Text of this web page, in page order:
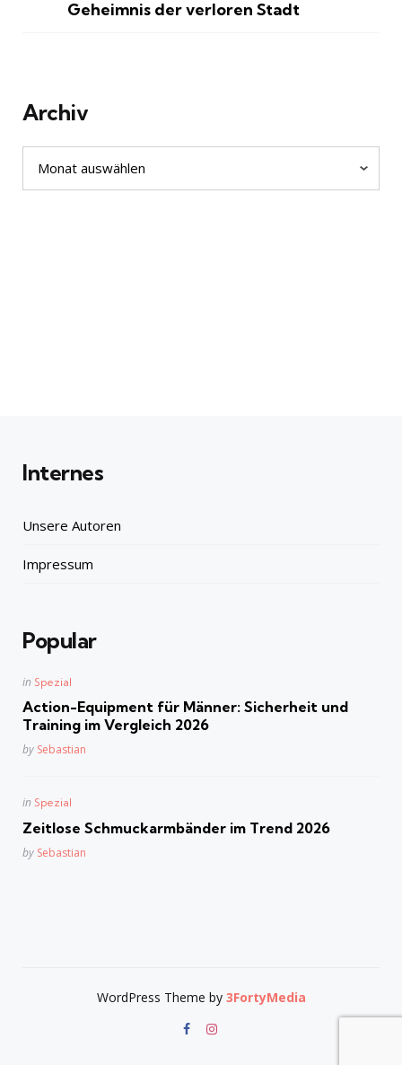
Geheimnis der verloren Stadt
Archiv
Internes
Unsere Autoren
Impressum
Popular
Posted
in
in Spezial
Action-Equipment für Männer: Sicherheit und
Training im Vergleich 2026
Posted
by Sebastian
Posted
in Spezial
Zeitlose Schmuckarmbänder im Trend 2026
Posted
by Sebastian
WordPress Theme by 3FortyMedia